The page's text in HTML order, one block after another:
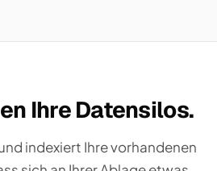
Ihre Datensilos.
indexiert Ihre vorhandenen